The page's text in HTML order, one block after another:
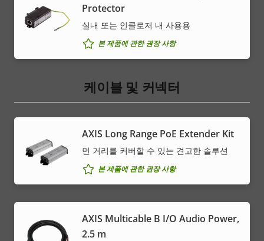
Protector
실내 또는 인클로저 내 사용용
본 제품에 관한 권장 사항
케이블 및 커넥터
AXIS Long Range PoE Extender Kit
먼 거리를 커버할 수 있는 견고한 솔루션
본 제품에 관한 권장 사항
AXIS Multicable B I/O Audio Power,
2.5 m